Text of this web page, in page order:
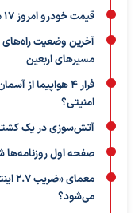
قیمت خودرو امروز ۱۷ مرداد/ معاملات در روزهای رکودی بازار
آخرین وضعیت راه‌های
مسیرهای اربعین
فرار ۴ هواپیما
امنیتی؟
آتش‌سوزی در یک
صفحه اول روزنامه‌ها شنبه 17
می‌شود؟